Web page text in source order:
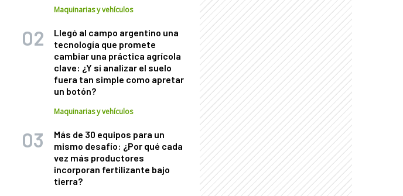
Maquinarias y vehículos
Llegó al campo argentino una
tecnología que promete
cambiar una práctica agrícola
clave: ¿Y si analizar el suelo
fuera tan simple como apretar
un botón?
Maquinarias y vehículos
Más de 30 equipos para un
mismo desafío: ¿Por qué cada
vez más productores
incorporan fertilizante bajo
tierra?